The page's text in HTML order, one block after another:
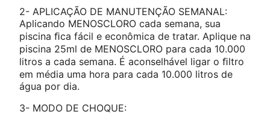
2- APLICAÇÃO DE MANUTENÇÃO SEMANAL:
Aplicando MENOSCLORO cada semana, sua
piscina ﬁca fácil e econômica de tratar. Aplique na
piscina 25ml de MENOSCLORO para cada 10.000
litros a cada semana. É aconselhável ligar o ﬁltro
em média uma hora para cada 10.000 litros de
água por dia.
3- MODO DE CHOQUE: